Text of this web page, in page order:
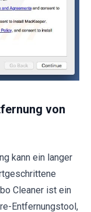
von
kann ein langer
Cleaner ist ein
Entfernungstool,